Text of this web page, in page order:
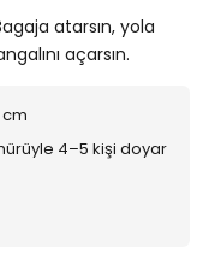
atarsın, yola
açarsın.
cm
4–5 kişi doyar